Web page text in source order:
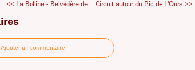
<< La Bolline - Belvédère de... Circuit autour du Pic de L'Ours >>
Ajouter un commentaire